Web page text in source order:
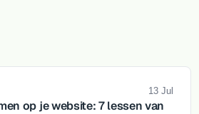
13 Jul
op je website: 7 lessen van